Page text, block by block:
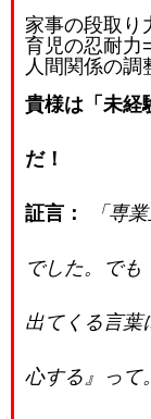
家事の段取り
育児の忍耐力
人間関係の調
貴様は「未経
だ！
証言： 「専
でした。でも
出てくる言葉
心する』って